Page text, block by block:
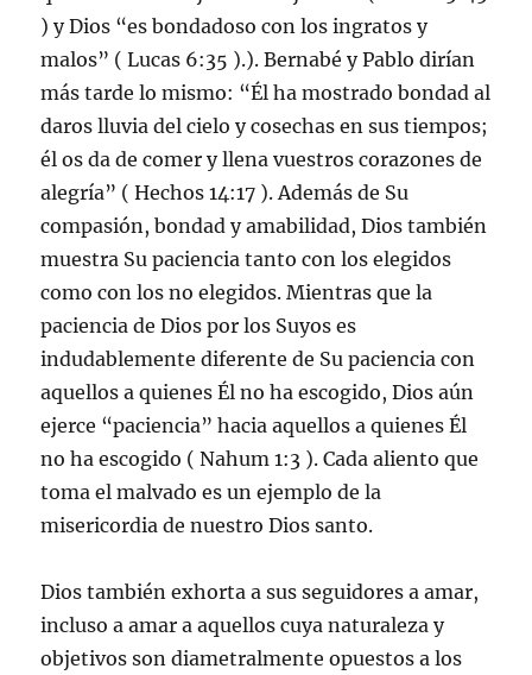
) y Dios “es bondadoso con los ingratos y
malos” ( Lucas 6:35 ).). Bernabé y Pablo dirían
más tarde lo mismo: “Él ha mostrado bondad al
daros lluvia del cielo y cosechas en sus tiempos;
él os da de comer y llena vuestros corazones de
alegría” ( Hechos 14:17 ). Además de Su
compasión, bondad y amabilidad, Dios también
muestra Su paciencia tanto con los elegidos
como con los no elegidos. Mientras que la
paciencia de Dios por los Suyos es
indudablemente diferente de Su paciencia con
aquellos a quienes Él no ha escogido, Dios aún
ejerce “paciencia” hacia aquellos a quienes Él
no ha escogido ( Nahum 1:3 ). Cada aliento que
toma el malvado es un ejemplo de la
misericordia de nuestro Dios santo.
Dios también exhorta a sus seguidores a amar,
incluso a amar a aquellos cuya naturaleza y
objetivos son diametralmente opuestos a los